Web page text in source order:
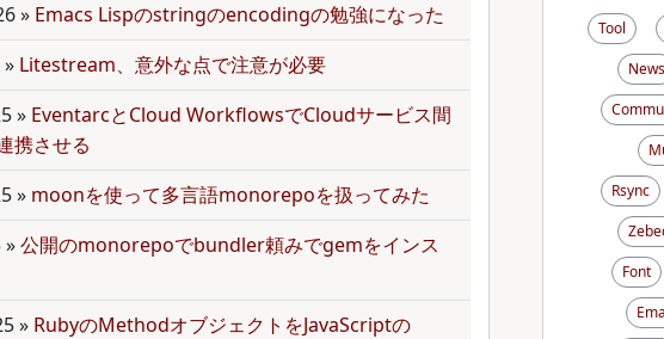
» Emacs Lispのstringのencodingの勉強になった
» Litestream、意外な点で注意が必要
» EventarcとCloud WorkflowsでCloudサービス間
携させる
» moonを使って多言語monorepoを扱ってみた
»公開のmonorepoでbundler頼みでgemをインス
» RubyのMethodオブジェクトをJavaScriptの
Tool
News
Rsync
Font